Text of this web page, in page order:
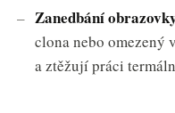
Zanedbání
clona nebo
a ztěžují práci